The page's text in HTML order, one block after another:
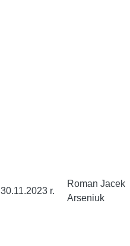
30.11.2023 r.
Roman Jacek
Arseniuk